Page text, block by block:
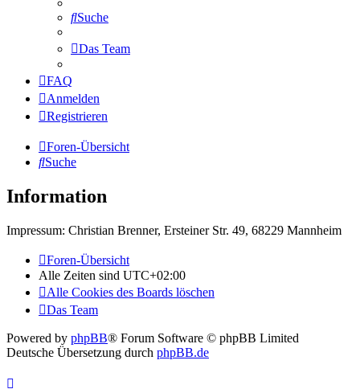
Suche
Das Team
FAQ
Anmelden
Registrieren
Foren-Übersicht
Suche
Information
Impressum: Christian Brenner, Ersteiner Str. 49, 68229 Mannheim
Foren-Übersicht
Alle Zeiten sind UTC+02:00
Alle Cookies des Boards löschen
Das Team
Powered by phpBB® Forum Software © phpBB Limited
Deutsche Übersetzung durch phpBB.de